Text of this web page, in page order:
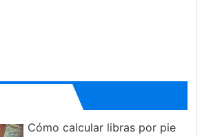
Cómo calcular libras por pie